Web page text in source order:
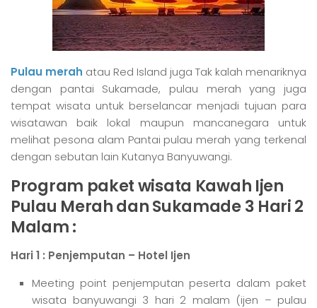
Pulau merah atau Red Island juga Tak kalah menariknya
dengan pantai Sukamade, pulau merah yang juga
tempat wisata untuk berselancar menjadi tujuan para
wisatawan baik lokal maupun mancanegara untuk
melihat pesona alam Pantai pulau merah yang terkenal
dengan sebutan lain Kutanya Banyuwangi.
Program paket wisata Kawah Ijen
Pulau Merah dan Sukamade 3 Hari 2
Malam :
Hari 1 : Penjemputan – Hotel Ijen
Meeting point penjemputan peserta dalam paket
wisata banyuwangi 3 hari 2 malam (ijen – pulau